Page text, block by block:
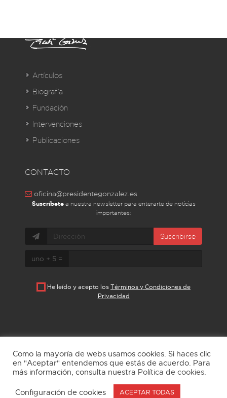
Artículos
Biografía
Fundación
Intervenciones
Publicaciones
CONTACTO
oficina@presidentegonzalez.es
Suscríbetea nuestra newsletter para enterarte de noticias
importantes:
Suscribirse
uno + 5 =
He leído y acepto losTérminos y Condiciones de
Privacidad
Política de privacidad Cookies
Como la mayoría de webs usamos cookies. Si haces clic
en "Aceptar" entendemos que estás de acuerdo. Para
más información, consulta nuestra Política de cookies.
Configuración de cookies ACEPTAR TODAS